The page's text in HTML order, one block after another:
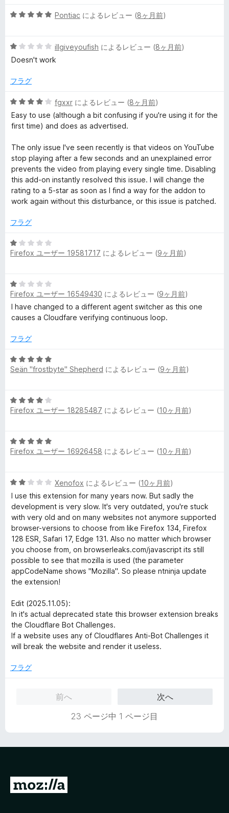
5
中
5
評
Pontiac によるレビュー (8ヶ月前)
5
段
中
の
評
価
illgiveyoufish によるレビュー (8ヶ月前)
Doesn't work
フラグ
5
段
階
4
の
評
価
fgxxr によるレビュー (8ヶ月前)
Easy to use (although a bit confusing if you're using it for the
first time) and does as advertised.
The only issue I've seen recently is that videos on YouTube
stop playing after a few seconds and an unexplained error
prevents the video from playing every single time. Disabling
this add-on instantly resolved this issue. I will change the
rating to a 5-star as soon as I find a way for the addon to
work again without this disturbance, or this issue is patched.
フラグ
5
段
1
の
評
価
Firefox ユーザー 19581717 によるレビュー (9ヶ月前)
5
段
階
中
の
価
Firefox ユーザー 16549430 によるレビュー (9ヶ月前)
I have changed to a different agent switcher as this one
causes a Cloudfare verifying continuous loop.
フラグ
5
段
5
の
Seän "frostbyte" Shepherd によるレビュー (9ヶ月前)
5
段
4
の
Firefox ユーザー 18285487 によるレビュー (10ヶ月前)
5
段
5
の
評
価
Firefox ユーザー 16926458 によるレビュー (10ヶ月前)
5
段
階
中
2
の
評
価
Xenofox によるレビュー (10ヶ月前)
I use this extension for many years now. But sadly the
development is very slow. It's very outdated, you're stuck
with very old and on many websites not anymore supported
browser-versions to choose from like Firefox 134, Firefox
128 ESR, Safari 17, Edge 131. Also no matter which browser
you choose from, on browserleaks.com/javascript its still
possible to see that mozilla is used (the parameter
appCodeName shows "Mozilla". So please ntninja update
the extension!
Edit (2025.11.05):
In it's actual deprecated state this browser extension breaks
the Cloudflare Bot Challenges.
If a website uses any of Cloudflares Anti-Bot Challenges it
will break the website and render it useless.
フラグ
前へ
次へ
23 ページ中 1 ページ目
M